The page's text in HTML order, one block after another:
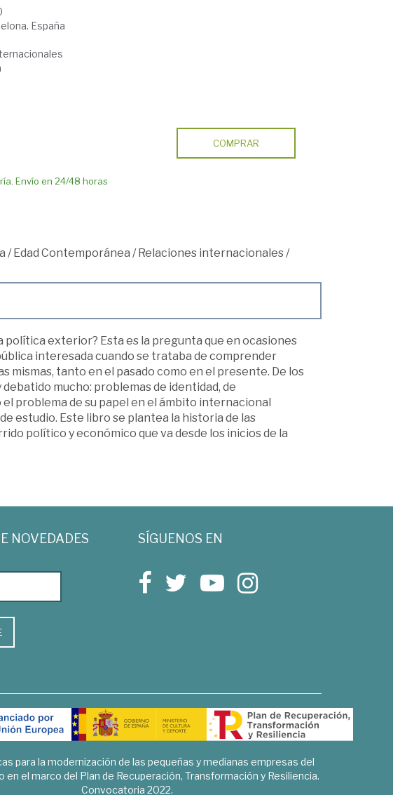
España
Envío en 24/48 horas
COMPRAR
/Edad Contemporánea /Relaciones internacionales/
política exterior? Esta es la pregunta que en ocasiones
interesada cuando se trataba de comprender
mismas, tanto en el pasado como en el presente. De los
mucho: problemas de identidad, de
problema de su papel en el ámbito internacional
estudio. Este libro se plantea la historia de las
político y económico que va desde los inicios de la
NOVEDADES SÍGUENOS EN
para la modernización de las pequeñas y medianas empresas del
en el marco del Plan de Recuperación, Transformación y Resiliencia.
Convocatoria 2022.